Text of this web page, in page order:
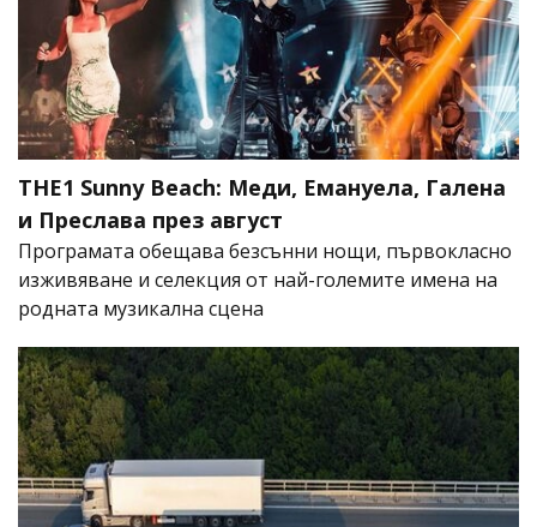
THE1 Sunny Beach: Меди, Емануела, Галена
и Преслава през август
Програмата обещава безсънни нощи, първокласно
изживяване и селекция от най-големите имена на
родната музикална сцена